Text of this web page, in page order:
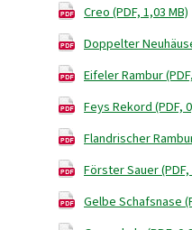
Creo (PDF, 1,03 MB)
Doppelter
Eifeler Rambur
Feys Rekord (PDF,
Flandrischer
Förster Sauer (PDF,
Gelbe Schafsnase